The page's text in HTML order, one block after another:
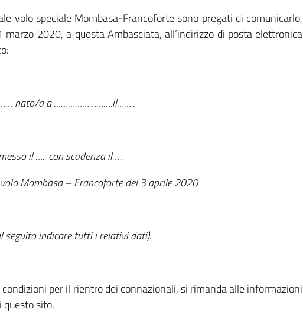
volo speciale Mombasa-Francoforte sono pregati di comunicarlo,
2020, a questa Ambasciata, all’indirizzo di posta elettronica
nato/a a …………………….il……..
il ….. con scadenza il…..
Mombasa – Francoforte del 3 aprile 2020
seguito indicare tutti i relativi dati).
per il rientro dei connazionali, si rimanda alle informazioni
sito.